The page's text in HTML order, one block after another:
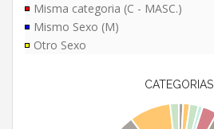
Misma categoria (C - MASC.)
Mismo Sexo (M)
Otro Sexo
CATEGORIAS